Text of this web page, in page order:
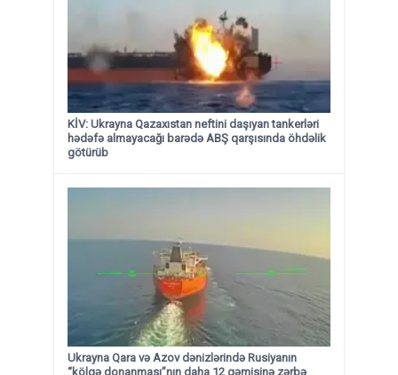
KİV: Ukrayna Qazaxıstan neftini daşıyan tankerləri
hədəfə almayacağı barədə ABŞ qarşısında öhdəlik
götürüb
Ukrayna Qara və Azov dənizlərində Rusiyanın
“kölgə donanması”nın daha 12 gəmisinə zərbə